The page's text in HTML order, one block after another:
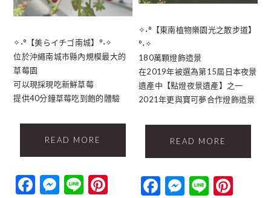
✧˖°【美らイチゴ南城】°˖✧
位於沖繩南城市縣內規模最大的
草莓園
可以現採現吃新鮮草莓
提供40分鐘草莓吃到飽的體驗
READ MORE
Facebook
Messenger
Line Pinterest
✧˖°【東南植物樂園光之散步道】
°˖✧
180萬顆燈飾造景
在2019年被選為第15屆日本夜景
遺產中【點燈夜景遺產】之一
2021年更與寶可夢合作燈飾造景
READ MORE
Facebook
Messenger
Line